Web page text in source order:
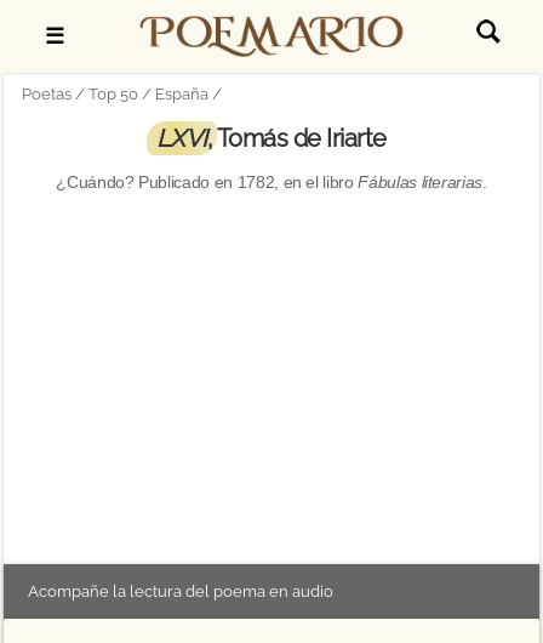
☰
Poetas Top 50 España
LXVI, Tomás de Iriarte
¿Cuándo? Publicado en 1782 , en el libroFábulas literarias
Acompañe la lectura del poema en audio